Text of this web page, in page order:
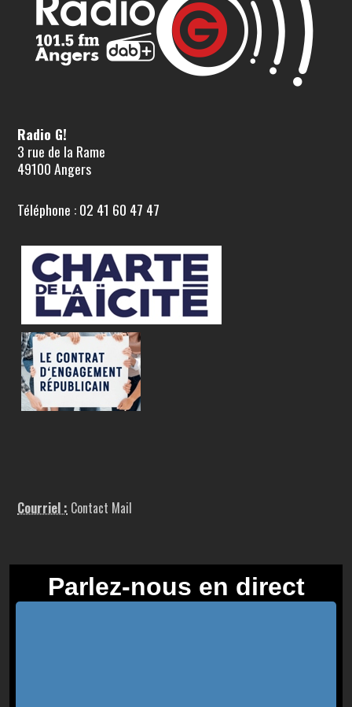
Radio G!
3 rue de la Rame
49100 Angers
Téléphone : 02 41 60 47 47
Courriel : Contact Mail